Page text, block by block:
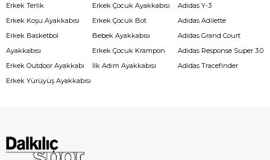
Erkek Terlik
Erkek Koşu Ayakkabısı
Erkek Basketbol
Ayakkabısı
Erkek Outdoor Ayakkabı
Erkek Yürüyüş Ayakkabısı
Erkek Çocuk Ayakkabısı
Erkek Çocuk Bot
Bebek Ayakkabısı
Erkek Çocuk Krampon
İlk Adım Ayakkabısı
Adidas Y-3
Adidas Adilette
Adidas Grand Court
Adidas Response Super 3.0
Adidas Tracefinder